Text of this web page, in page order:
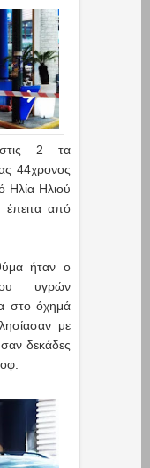
2 τα
44χρονος
Ηλία Ηλιού
από
ήταν ο
υγρών
στο όχημά
με
δεκάδες